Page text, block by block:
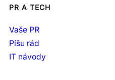
PR A TECH
Vaše PR
Píšu rád
IT návody